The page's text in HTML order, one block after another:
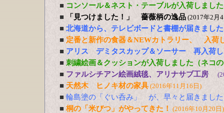
■ コンソール＆ネスト・テーブルが入荷しました
■ 「見つけました！」 薔薇柄の逸品 (2017年2月
■ 北海道から、テレビボードと書棚が届きました
■ 定番と新作の食器＆NEWカトラリー、 入荷
■ アリス デミタスカップ＆ソーサー 再入荷し
■ 刺繍絵画＆クッションが入荷しました（ネコ
■ ファルシチアン絵画絨毯、アリナサブ工房
■ 天然木 ヒノキ材の家具 (2016年11月16日)
■ 輪島塗の「ぐい呑み」 が、早々と届きました
■ 桐の「米びつ」がやってきた！ (2016年10月20日)